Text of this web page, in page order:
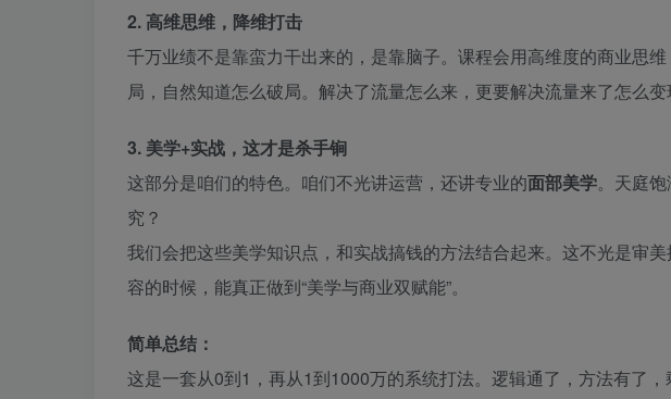
2. 高维思维，降维打击
千万业绩不是靠蛮力干出来的，是靠脑子。课程会用高维度的商业思
局，自然知道怎么破局。解决了流量怎么来，更要解决流量来了怎么变
3. 美学+实战，这才是杀手锏
这部分是咱们的特色。咱们不光讲运营，还讲专业的面部美学。天庭
究？
我们会把这些美学知识点，和实战搞钱的方法结合起来。这不光是审
容的时候，能真正做到“美学与商业双赋能”。
简单总结：
这是一套从0到1，再从1到1000万的系统打法。逻辑通了，方法有了